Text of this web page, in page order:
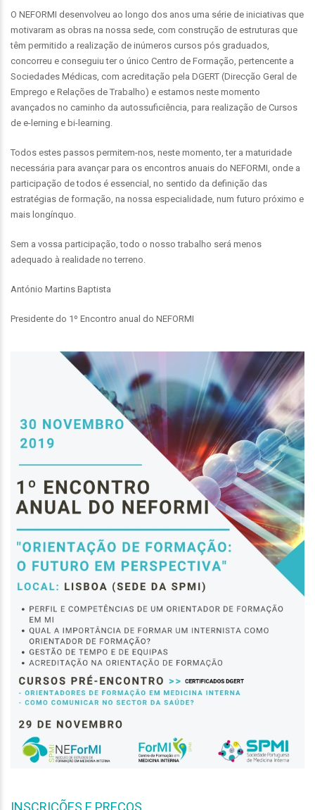
O NEFORMI desenvolveu ao longo dos anos uma série de iniciativas que
motivaram as obras na nossa sede, com construção de estruturas que
têm permitido a realização de inúmeros cursos pós graduados,
concorreu e conseguiu ter o único Centro de Formação, pertencente a
Sociedades Médicas, com acreditação pela DGERT (Direcção Geral de
Emprego e Relações de Trabalho) e estamos neste momento
avançados no caminho da autossuficiência, para realização de Cursos
de e-lerning e bi-learning.
Todos estes passos permitem-nos, neste momento, ter a maturidade
necessária para avançar para os encontros anuais do NEFORMI, onde a
participação de todos é essencial, no sentido da definição das
estratégias de formação, na nossa especialidade, num futuro próximo e
mais longínquo.
Sem a vossa participação, todo o nosso trabalho será menos
adequado à realidade no terreno.
António Martins Baptista
Presidente do 1º Encontro anual do NEFORMI
INSCRIÇÕES E PREÇOS